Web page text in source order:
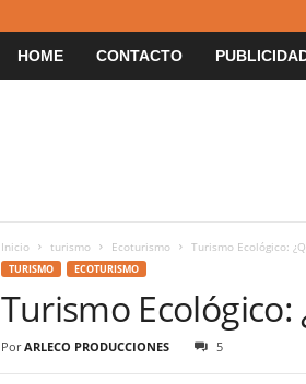
HOME CONTACTO
Inicio turismo Ecoturismo Turismo Ecológico:
TURISMO ECOTURISMO
Turismo Ecológico:
Por ARLECO PRODUCCIONES 5